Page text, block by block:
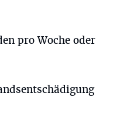
pro Woche oder